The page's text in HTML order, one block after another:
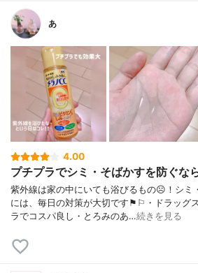
あ
4.00
プチプラでシミ・そばかすを防ぐな
紫外線は家の中にいても浴びるもの☹︎！シミ
には、毎日の対策が大切です⚑︎⚐︎・ドラッグ
ラでコスパ良し・とろみのあ…続きを見る